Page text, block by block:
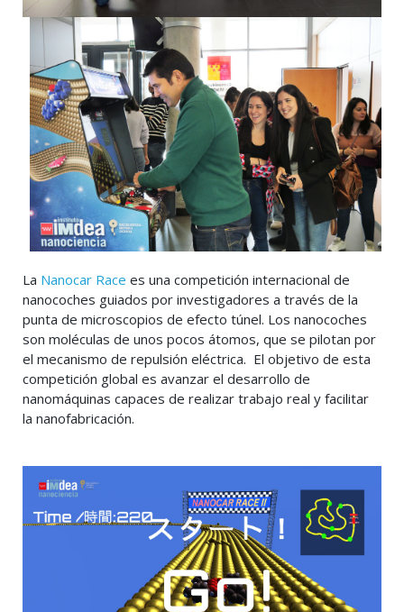
La Nanocar Race es una competición internacional de
nanocoches guiados por investigadores a través de la
punta de microscopios de efecto túnel. Los nanocoches
son moléculas de unos pocos átomos, que se pilotan por
el mecanismo de repulsión eléctrica. El objetivo de esta
competición global es avanzar el desarrollo de
nanomáquinas capaces de realizar trabajo real y facilitar
la nanofabricación.